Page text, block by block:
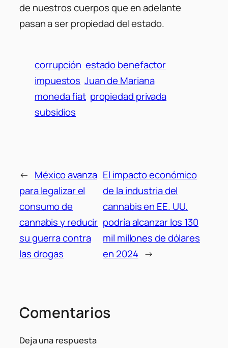
de nuestros cuerpos que en adelante
pasan a ser propiedad del estado.
corrupción estado benefactor
impuestos Juan de Mariana
moneda fiat propiedad privada
subsidios
← México avanza
para legalizar el
consumo de
cannabis y reducir
su guerra contra
las drogas
El impacto económico
de la industria del
cannabis en EE. UU.
podría alcanzar los 130
mil millones de dólares
en 2024 →
Comentarios
Deja una respuesta